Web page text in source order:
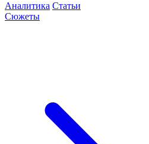
Аналитика Статьи
Сюжеты